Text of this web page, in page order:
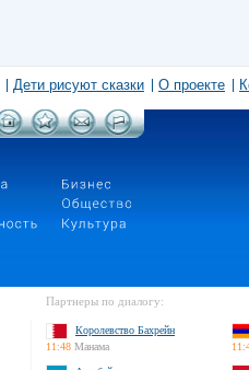
Дети рисуют сказки О проекте
Партнеры по диалогу:
Королевство Бахрейн
11:48 Манама